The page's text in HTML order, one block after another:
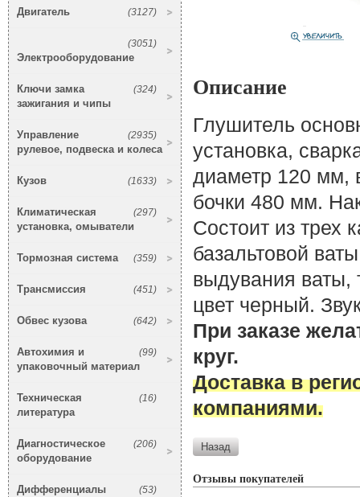
(3127)
Двигатель
(3051)
Электрооборудование
(324)
Ключи замка
зажигания и чипы
(2935)
Управление
рулевое, подвеска и колеса
(1633)
Кузов
(297)
Климатическая
установка, омыватели
(359)
Тормозная система
(451)
Трансмиссия
(642)
Обвес кузова
(99)
Автохимия и
упаковочный материал
(16)
Техническая
литература
(206)
Диагностическое
оборудование
(53)
Дифференциалы
Описание
Глушитель
установка,
диаметр 120 мм,
бочки 480 мм.
Состоит из трех
базальтовой
выдувания ваты,
цвет черный.
При заказе
круг.
Доставка в
компаниями.
Отзывы покупателей